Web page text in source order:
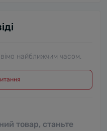
найближчим часом.
товар, станьте